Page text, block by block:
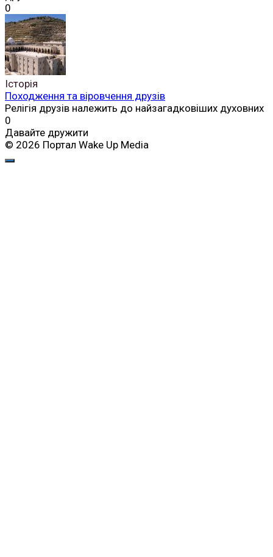
0
Історія
Походження та віровчення друзів
Релігія друзів належить до найзагадковіших духовних
0
Давайте дружити
© 2026 Портал Wake Up Media